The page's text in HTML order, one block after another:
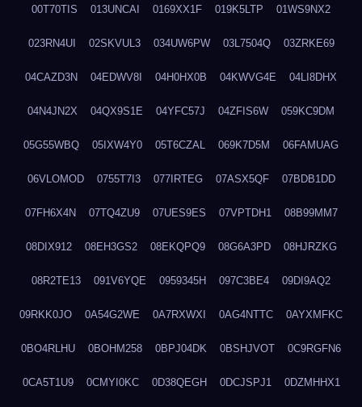
00T70TIS 013UNCAI 0169XX1F 019K5LTP 01WS9NX2
023RN4UI 02SKVUL3 034UW6PW 03L7504Q 03ZRKE69
04CAZD3N 04EDWV8I 04H0HX0B 04KWVG4E 04LI8DHX
04N4JN2X 04QX9S1E 04YFC57J 04ZFIS6W 059KC9DM
05G55WBQ 05IXW4Y0 05T6CZAL 069K7D5M 06FAMUAG
06VLOMOD 0755T7I3 077IRTEG 07ASX5QF 07BDB1DD
07FH6X4N 07TQ4ZU9 07UES9ES 07VPTDH1 08B99MM7
08DIX912 08EH3GS2 08EKQPQ9 08G6A3PD 08HJRZKG
08R2TE13 091V6YQE 0959345H 097C3BE4 09DI9AQ2
09RKK0JO 0A54G2WE 0A7RXWXI 0AG4NTTC 0AYXMFKC
0BO4RLHU 0BOHM258 0BPJ04DK 0BSHJVOT 0C9RGFN6
0CA5T1U9 0CMYI0KC 0D38QEGH 0DCJSPJ1 0DZMHHX1